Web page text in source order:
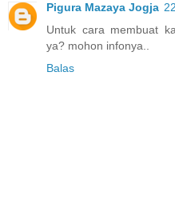
Pigura Mazaya Jogja
Untuk cara membuat
ya? mohon infonya..
Balas